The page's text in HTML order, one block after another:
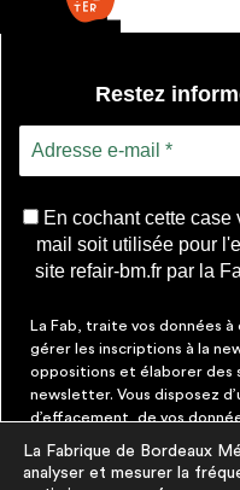
Restez
En cochant cette
mail soit utilisée pour
site refair-bm.fr par la
La Fab, traite vos données
gérer les inscriptions à la
oppositions et élaborer des
newsletter. Vous disposez
d’effacement, de vos
moment faire cesser ces
désinscription figurant dans
La Fabrique de Bordeaux
analyser et mesurer la